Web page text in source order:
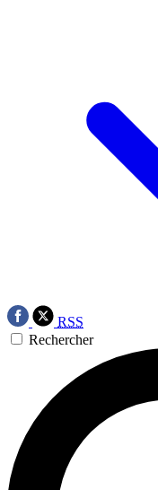
RSS
Rechercher